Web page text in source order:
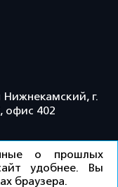
Нижнекамский, г.
офис 402
о прошлых
удобнее. Вы
браузера.